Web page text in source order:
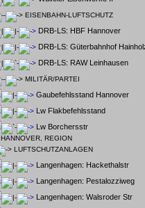
EISENBAHN-LUFTSCHUTZ
DRB-LS: HBF Hannover
DRB-LS: Güterbahnhof
DRB-LS: RAW Leinhausen
MILITÄR/PARTEI
Gaubefehlsstand Hannover
Lw Flakbefehlsstand
Lw Borchersstr
HANNOVER, REGION
LUFTSCHUTZANLAGEN
Langenhagen: Hackethalstr
Langenhagen: Pestalozziweg
Langenhagen: Walsroder Str